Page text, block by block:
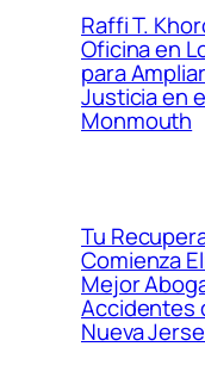
Raffi T.
Oficina en
para
Justicia en
Monmouth
Tu
Comienza
Mejor
Accidentes
Nueva